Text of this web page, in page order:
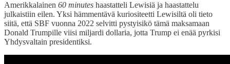
Amerikkalainen 60 minutes haastatteli Lewisiä ja haastattelu
julkaistiin eilen. Yksi hämmentävä kuriositeetti Lewisiltä oli tieto
siitä, että SBF vuonna 2022 selvitti pystyisikö tämä maksamaan
Donald Trumpille viisi miljardi dollaria, jotta Trump ei enää pyrkisi
Yhdysvaltain presidentiksi.